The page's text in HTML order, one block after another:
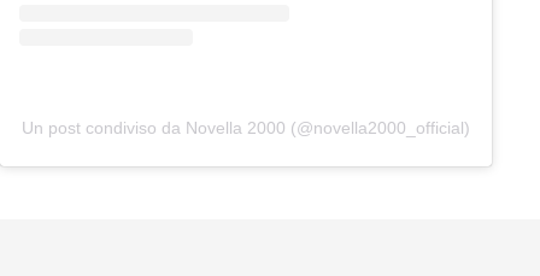
Un post condiviso da Novella 2000 (@novella2000_official)